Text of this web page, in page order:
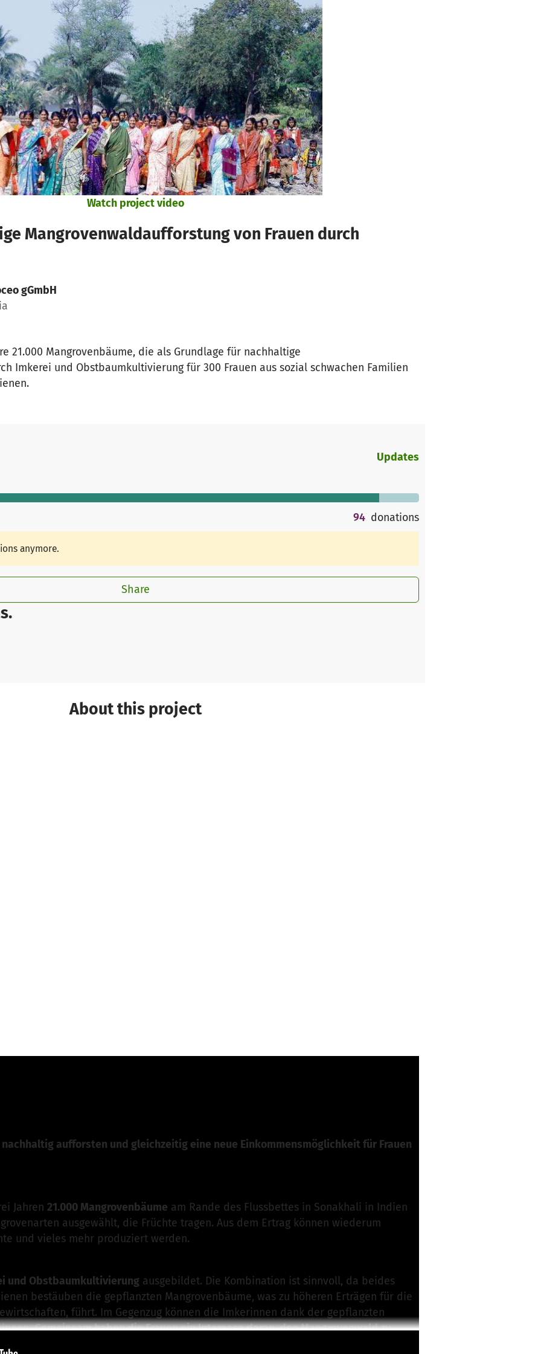
Watch project video
Mangrovenwaldaufforstung von Frauen durch
gGmbH
21.000 Mangrovenbäume, die als Grundlage für nachhaltige
Imkerei und Obstbaumkultivierung für 300 Frauen aus sozial schwachen Familien
Updates
94 donations
anymore.
Share
About this project
aufforsten und gleichzeitig eine neue Einkommensmöglichkeit für Frauen
Jahren 21.000 Mangrovenbäume am Rande des Flussbettes in Sonakhali in Indien
ausgewählt, die Früchte tragen. Aus dem Ertrag können wiederum
und vieles mehr produziert werden.
und Obstbaumkultivierung ausgebildet. Die Kombination ist sinnvoll, da beides
bestäuben die gepflanzten Mangrovenbäume, was zu höheren Erträgen für die
führt. Im Gegenzug können die Imkerinnen dank der gepflanzten
Gemeinsam haben die Frauen ein Interesse daran, den Mangrovenwald zu